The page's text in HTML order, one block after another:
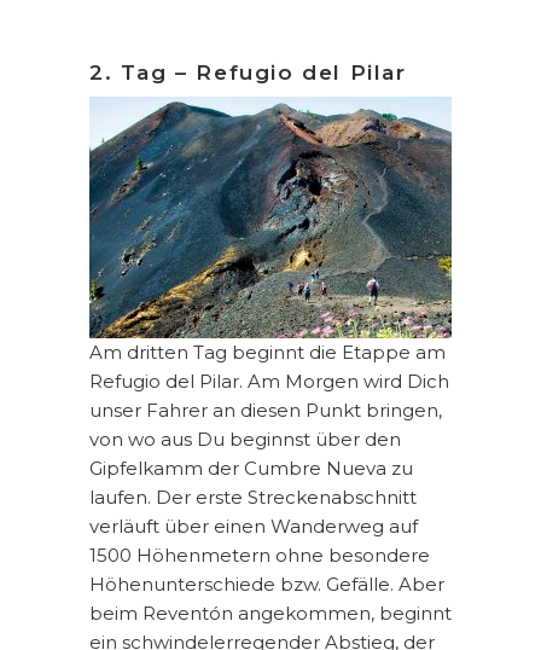
2. Tag – Refugio del Pilar
Am dritten Tag beginnt die Etappe am
Refugio del Pilar. Am Morgen wird Dich
unser Fahrer an diesen Punkt bringen,
von wo aus Du beginnst über den
Gipfelkamm der Cumbre Nueva zu
laufen. Der erste Streckenabschnitt
verläuft über einen Wanderweg auf
1500 Höhenmetern ohne besondere
Höhenunterschiede bzw. Gefälle. Aber
beim Reventón angekommen, beginnt
ein schwindelerregender Abstieg, der